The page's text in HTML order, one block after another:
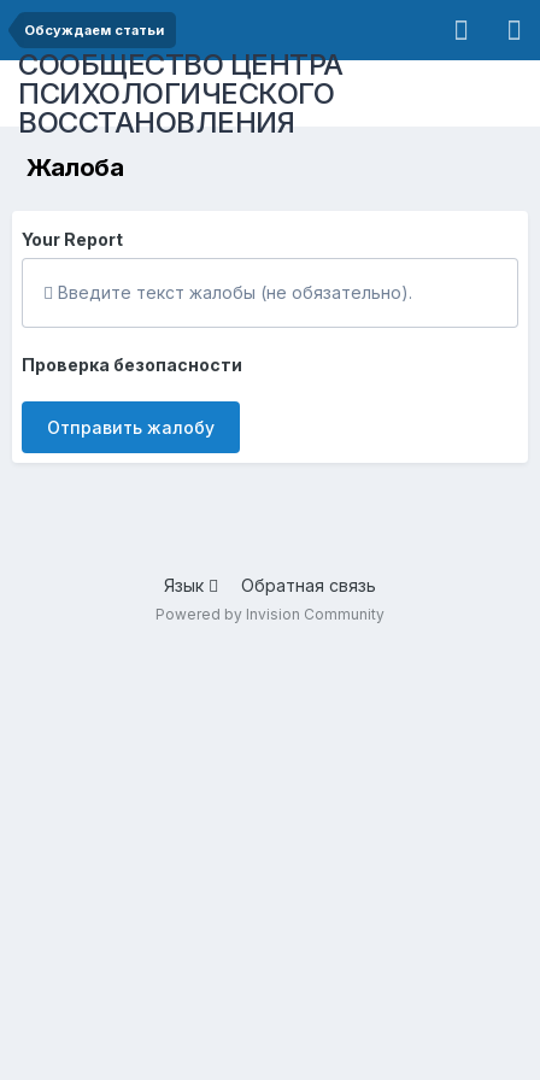
Обсуждаем статьи
СООБЩЕСТВО ЦЕНТРА
ПСИХОЛОГИЧЕСКОГО
ВОССТАНОВЛЕНИЯ
Жалоба
Your Report
Введите текст жалобы (не обязательно).
Проверка безопасности
Отправить жалобу
Язык Обратная связь
Powered by Invision Community